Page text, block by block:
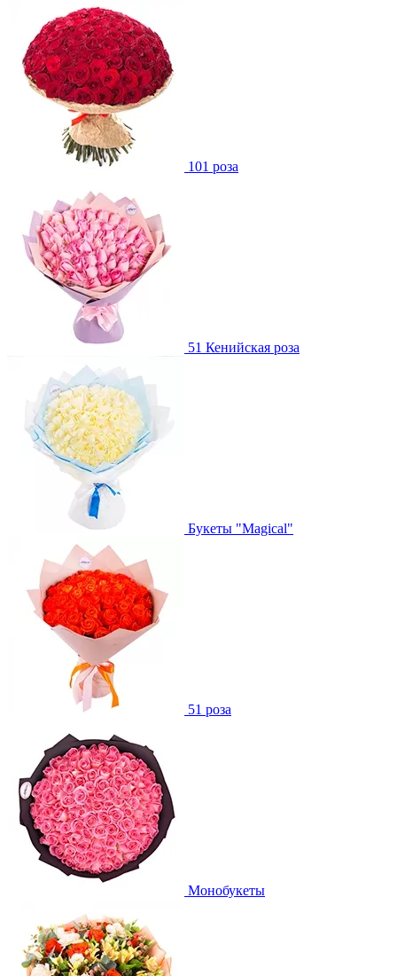
101 роза
51 Кенийская роза
Букеты "Magical"
51 роза
Монобукеты